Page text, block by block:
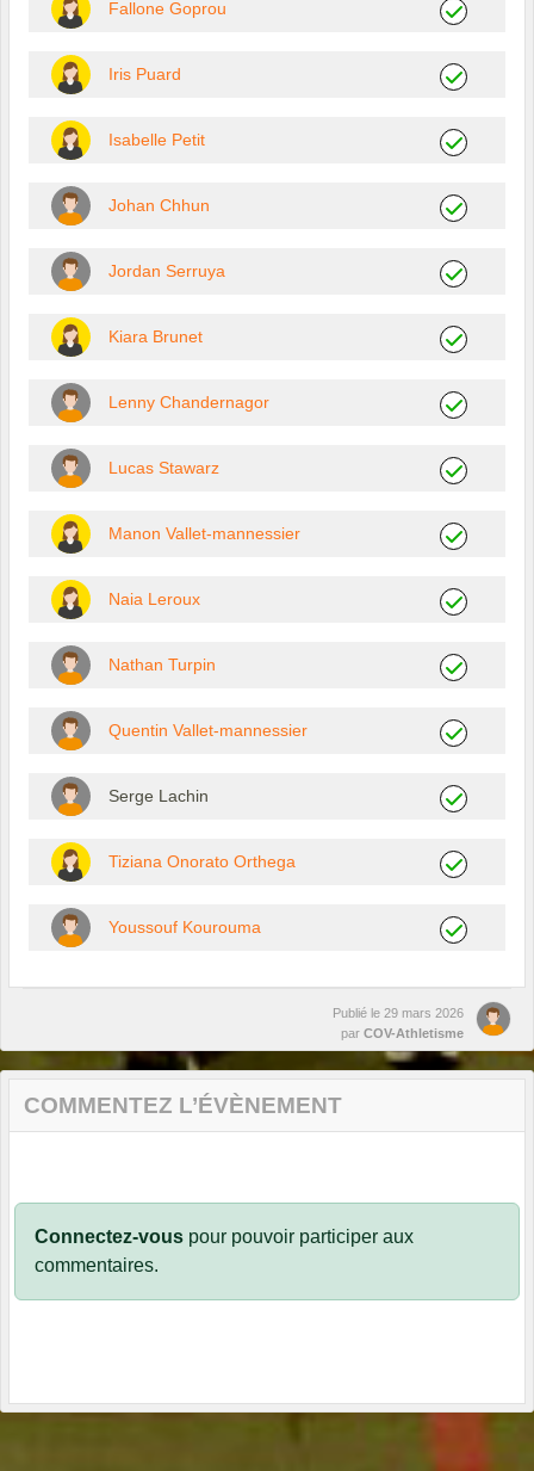
Fallone Goprou
Iris Puard
Isabelle Petit
Johan Chhun
Jordan Serruya
Kiara Brunet
Lenny Chandernagor
Lucas Stawarz
Manon Vallet-mannessier
Naia Leroux
Nathan Turpin
Quentin Vallet-mannessier
Serge Lachin
Tiziana Onorato Orthega
Youssouf Kourouma
Publié le 29 mars 2026
par COV-Athletisme
COMMENTEZ L’ÉVÈNEMENT
Connectez-vous pour pouvoir participer aux
commentaires.